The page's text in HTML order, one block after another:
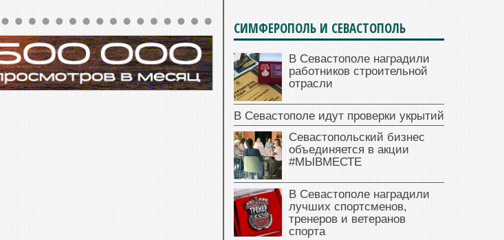
СИМФЕРОПОЛЬ И СЕВАСТОПОЛЬ
В Севастополе наградили
работников строительной
отрасли
В Севастополе идут проверки укрытий
Севастопольский бизнес
объединяется в акции
#МЫВМЕСТЕ
В Севастополе наградили
лучших спортсменов,
тренеров и ветеранов
спорта